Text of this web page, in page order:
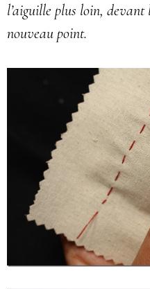
l’aiguille plus loin,
nouveau point.